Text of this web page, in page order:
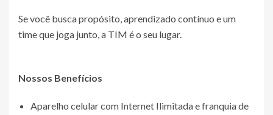
Se você busca propósito, aprendizado contínuo e um
time que joga junto, a TIM é o seu lugar.
Nossos Benefícios
Aparelho celular com Internet Ilimitada e franquia de